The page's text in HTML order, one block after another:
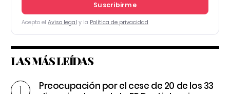
Suscribirme
Acepto el Aviso legal y la Política de privacidad
LAS MÁS LEÍDAS
Preocupación por el cese de 20 de los 33